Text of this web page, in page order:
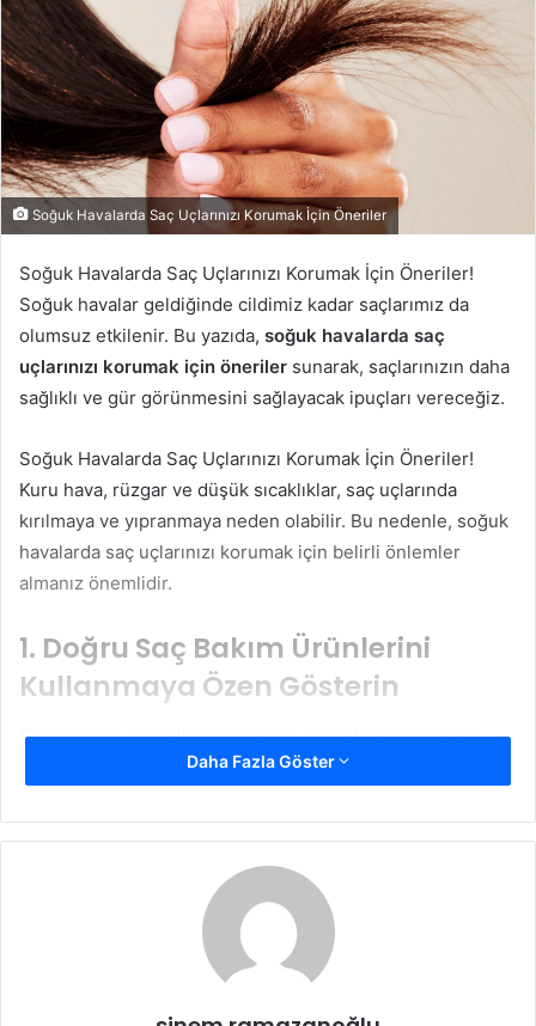
Soğuk Havalarda Saç Uçlarınızı Korumak İçin Öneriler
Soğuk Havalarda Saç Uçlarınızı Korumak İçin Öneriler!
Soğuk havalar geldiğinde cildimiz kadar saçlarımız da
olumsuz etkilenir. Bu yazıda, soğuk havalarda saç
uçlarınızı korumak için öneriler sunarak, saçlarınızın daha
sağlıklı ve gür görünmesini sağlayacak ipuçları vereceğiz.
Soğuk Havalarda Saç Uçlarınızı Korumak İçin Öneriler!
Kuru hava, rüzgar ve düşük sıcaklıklar, saç uçlarında
kırılmaya ve yıpranmaya neden olabilir. Bu nedenle, soğuk
havalarda saç uçlarınızı korumak için belirli önlemler
almanız önemlidir.
1. Doğru Saç Bakım Ürünlerini
Kullanmaya Özen Gösterin
Soğuk hava, saç tellerinin nemini kaybetmesine neden
olur. Bu nedenle, saçlarınızı neme doyuracak
tasarlanmış, içeriğinde argan yağı, jojoba yağı ve
hindistancevizi yağı gibi besleyici bileşenler bulunan
şampuan ve saç kremleri tercih edilmelidir.
Saç Maskeleri ve Yağlar:
Haftada en az bir kez
nemlendirici saç maskesi kullanarak saç tellerinizi
Daha Fazla Göster